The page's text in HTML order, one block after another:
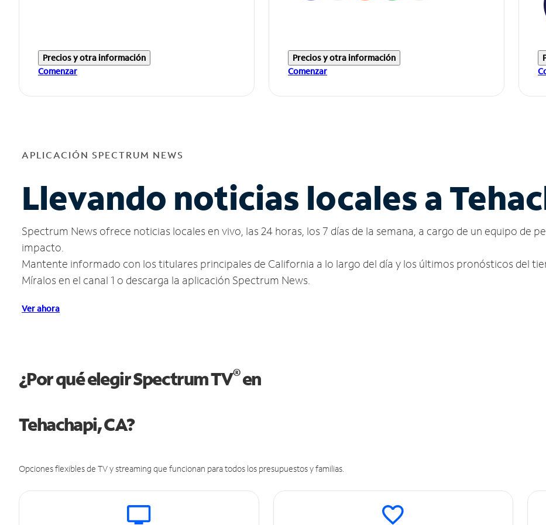
Precios y otra información
Comenzar
Precios y otra información
Comenzar
APLICACIÓN SPECTRUM NEWS
Llevando noticias locales a
Spectrum News ofrece noticias locales en vivo, las 24 horas, los 7 días de la semana, a cargo de un equipo de
impacto.
Mantente informado con los titulares principales de California a lo largo del día y los últimos pronósticos del
Míralos en el canal 1 o descarga la aplicación Spectrum News.
Ver ahora
¿Por qué elegir Spectrum TV®en
Tehachapi, CA?
Opciones flexibles de TV y streaming que funcionan para todos los presupuestos y familias.